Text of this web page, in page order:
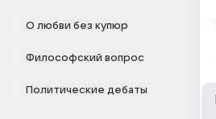
О любви без купюр
Философский вопрос
Политические дебаты